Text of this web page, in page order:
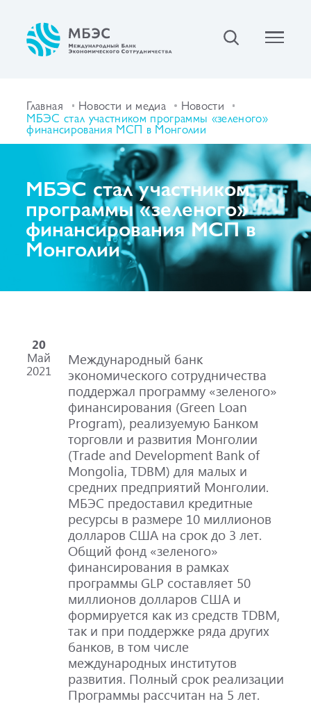
Главная Новости и медиа Новости
МБЭС стал участником программы «зеленого»
финансирования МСП в Монголии
МБЭС стал участником
программы «зеленого»
финансирования МСП в
Монголии
20
Май
2021
Международный банк
экономического сотрудничества
поддержал программу «зеленого»
финансирования (Green Loan
Program), реализуемую Банком
торговли и развития Монголии
(Trade and Development Bank of
Mongolia, TDBM) для малых и
средних предприятий Монголии.
МБЭС предоставил кредитные
ресурсы в размере 10 миллионов
долларов США на срок до 3 лет.
Общий фонд «зеленого»
финансирования в рамках
программы GLP составляет 50
миллионов долларов США и
формируется как из средств TDBM,
так и при поддержке ряда других
банков, в том числе
международных институтов
развития. Полный срок реализации
Программы рассчитан на 5 лет.